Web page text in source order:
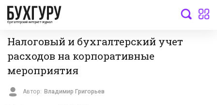
бухгалтерский интернет-журнал
Налоговый и бухгалтерский учет
расходов на корпоративные
мероприятия
Автор: Владимир Григорьев